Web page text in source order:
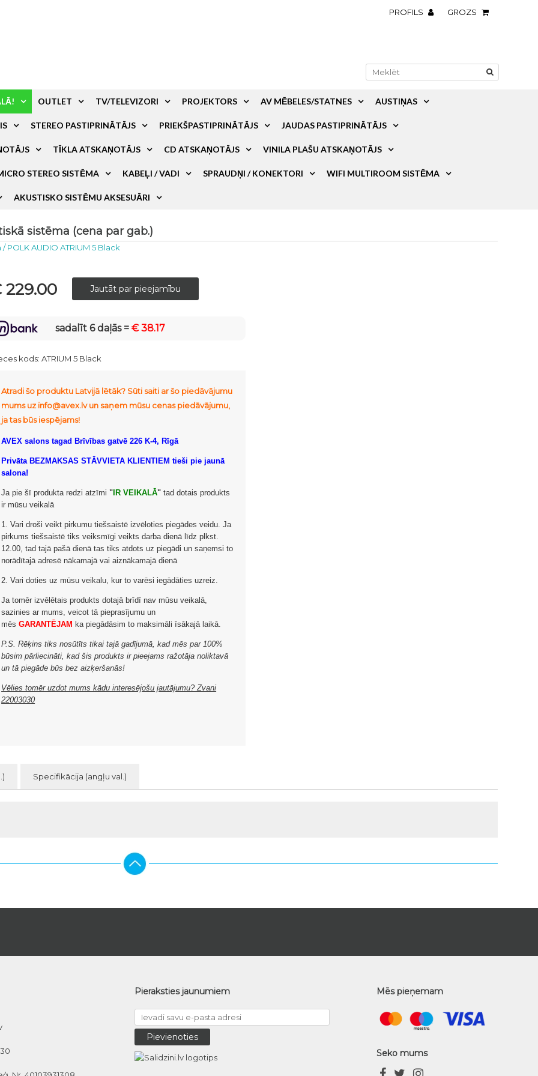
PROFILS GROZS
OUTLET TV/TELEVIZORI PROJEKTORS AV MĒBELES/STATNES AUSTIŅAS
STEREO PASTIPRINĀTĀJS PRIEKŠPASTIPRINĀTĀJS JAUDAS PASTIPRINĀTĀJS
TĪKLA ATSKAŅOTĀJS CD ATSKAŅOTĀJS VINILA PLAŠU ATSKAŅOTĀJS
STEREO SISTĒMA KABEĻI / VADI SPRAUDŅI / KONEKTORI WIFI MULTIROOM SISTĒMA
AKUSTISKO SISTĒMU AKSESUĀRI
sistēma (cena par gab.)
/POLK AUDIO ATRIUM 5 Black
229.00
sadalīt 6 daļās =€ 38.17
kods:ATRIUM 5 Black
Atradi šo produktu Latvijā lētāk? Sūti saiti ar šo piedāvājumu
mums uz info@avex.lv un saņem mūsu cenas piedāvājumu,
ja tas būs iespējams!
AVEX salons tagad Brīvības gatvē 226 K-4, Rīgā
Privāta BEZMAKSAS STĀVVIETA KLIENTIEM tieši pie jaunā
salona!
Ja pie šī produkta redzi atzīmi " IR VEIKALĀ" tad dotais produkts
ir mūsu veikalā
1. Vari droši veikt pirkumu tiešsaistē izvēloties piegādes veidu. Ja
pirkums tiešsaistē tiks veiksmīgi veikts darba dienā līdz plkst.
12.00, tad tajā pašā dienā tas tiks atdots uz piegādi un saņemsi to
norādītajā adresē nākamajā vai aiznākamajā dienā
2. Vari doties uz mūsu veikalu, kur to varēsi iegādāties uzreiz.
Ja tomēr izvēlētais produkts dotajā brīdī nav mūsu veikalā,
sazinies ar mums, veicot tā pieprasījumu un
mēsGARANTĒJAM ka piegādāsim to maksimāli īsākajā laikā.
P.S. Rēķins tiks nosūtīts tikai tajā gadījumā, kad mēs par 100%
būsim pārliecināti, kad šis produkts ir pieejams ražotāja noliktavā
un tā piegāde būs bez aizķeršanās!
Vēlies tomēr uzdot mums kādu interesējošu jautājumu? Zvani
22003030
Specifikācija (angļu val.)
Pieraksties jaunumiem Mēs pieņemam
Seko mums